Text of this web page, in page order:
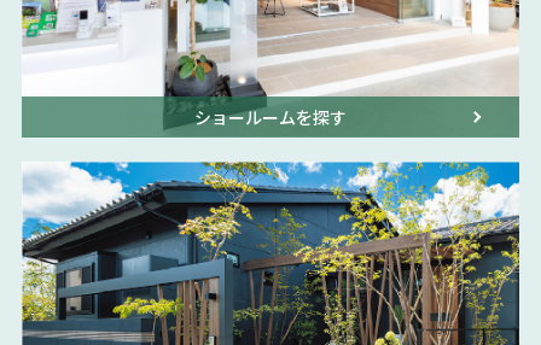
ショールームを探す